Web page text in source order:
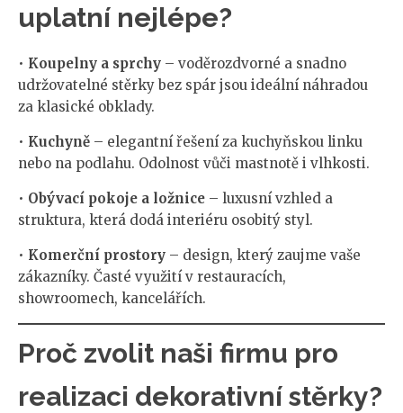
uplatní nejlépe?
• Koupelny a sprchy – voděrozdvorné a snadno
udržovatelné stěrky bez spár jsou ideální náhradou
za klasické obklady.
• Kuchyně – elegantní řešení za kuchyňskou linku
nebo na podlahu. Odolnost vůči mastnotě i vlhkosti.
• Obývací pokoje a ložnice – luxusní vzhled a
struktura, která dodá interiéru osobitý styl.
• Komerční prostory – design, který zaujme vaše
zákazníky. Časté využití v restauracích,
showroomech, kancelářích.
Proč zvolit naši firmu pro
realizaci dekorativní stěrky?